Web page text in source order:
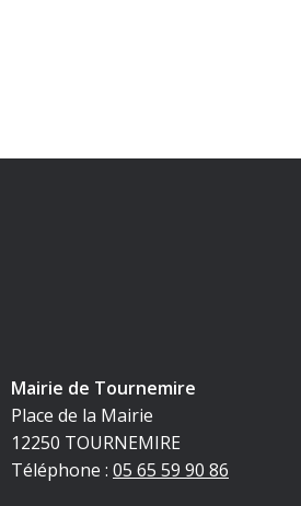
Mairie de Tournemire
Place de la Mairie
12250 TOURNEMIRE
Téléphone : 05 65 59 90 86